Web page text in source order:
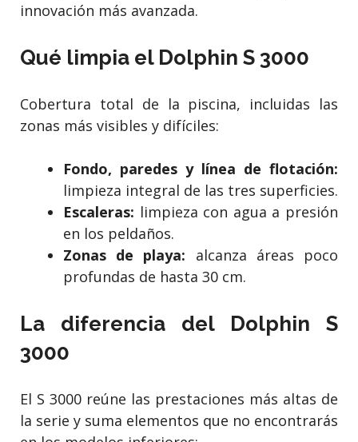
innovación más avanzada.
Qué limpia el Dolphin S 3000
Cobertura total de la piscina, incluidas las
zonas más visibles y difíciles:
Fondo, paredes y línea de flotación:
limpieza integral de las tres superficies.
Escaleras: limpieza con agua a presión
en los peldaños.
Zonas de playa: alcanza áreas poco
profundas de hasta 30 cm.
La diferencia del Dolphin S
3000
El S 3000 reúne las prestaciones más altas de
la serie y suma elementos que no encontrarás